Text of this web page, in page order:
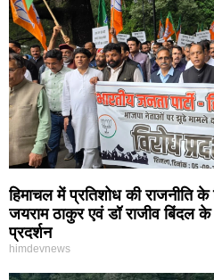
हिमाचल में प्रतिशोध की राजनीति
जयराम ठाकुर एवं डॉ राजीव बिंदल
प्रदर्शन
himdevnews